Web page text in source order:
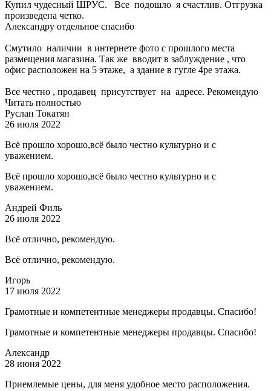
Купил чудесный ШРУС. Все подошло я счастлив. Отгрузка
произведена четко.
Александру отдельное спасибо
Смутило наличии в интернете фото с прошлого места
размещения магазина. Так же вводит в заблуждение , что
офис расположен на 5 этаже, а здание в гугле 4ре этажа.
Все честно , продавец присутствует на адресе. Рекомендую
Читать полностью
Руслан Токатян
26 июля 2022
Всё прошло хорошо,всё было честно культурно и с
уважением.
Всё прошло хорошо,всё было честно культурно и с
уважением.
Андрей Филь
26 июля 2022
Всё отлично, рекомендую.
Всё отлично, рекомендую.
Игорь
17 июля 2022
Грамотные и компетентные менеджеры продавцы. Спасибо!
Грамотные и компетентные менеджеры продавцы. Спасибо!
Александр
28 июня 2022
Приемлемые цены, для меня удобное место расположения.